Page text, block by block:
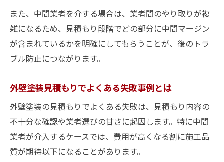
また、中間業者を介する場合は、業者間のやり取りが複
雑になるため、見積もり段階でどの部分に中間マージン
が含まれているかを明確にしてもらうことが、後のトラ
ブル防止につながります。
外壁塗装見積もりでよくある失敗事例とは
外壁塗装の見積もりでよくある失敗は、見積もり内容の
不十分な確認や業者選びの甘さに起因します。特に中間
業者が介入するケースでは、費用が高くなる割に施工品
質が期待以下になることがあります。